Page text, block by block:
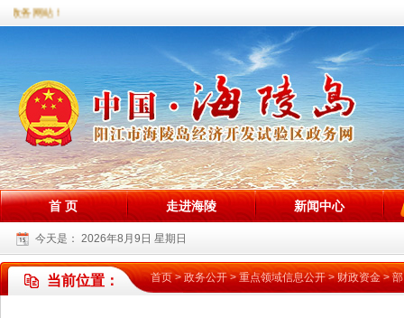
政务网站！
首 页 走进海陵 新闻中心
今天是： 2026年8月9日 星期日
当前位置： 首页>政务公开>重点领域信息公开>财政资金>